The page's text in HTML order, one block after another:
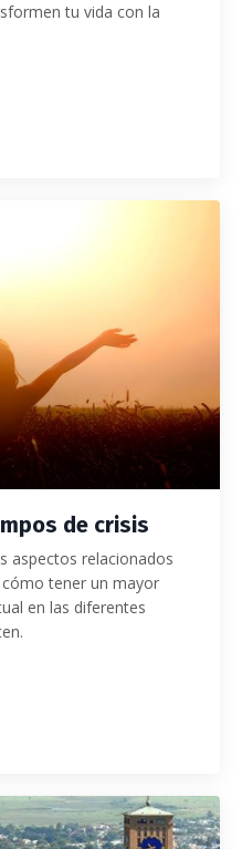
tu vida con la
de crisis
aspectos relacionados
tener un mayor
en las diferentes